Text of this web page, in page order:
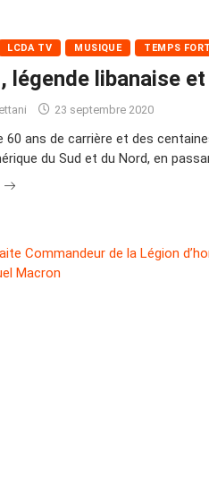
LCDA TV MUSIQUE TEMPS
légende libanaise
23 septembre 2020
60 ans de carrière et des
du Sud et du Nord, en